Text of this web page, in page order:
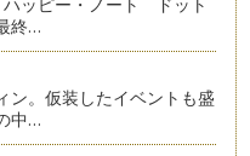
ハッピー・ノート ドット
終…
ン。仮装したイベントも盛
中…